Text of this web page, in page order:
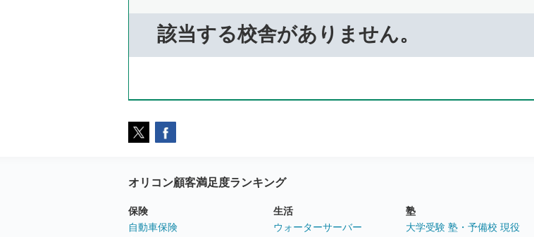
該当する校舎がありません。
オリコン顧客満足度ランキング
保険
自動車保険
生活
ウォーターサーバー
塾
大学受験 塾・予備校 現役